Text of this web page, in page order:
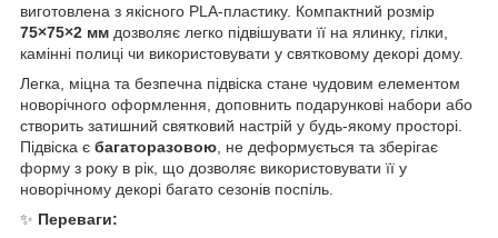
виготовлена з якісного PLA-пластику. Компактний розмір
75×75×2 мм дозволяє легко підвішувати її на ялинку, гілки,
камінні полиці чи використовувати у святковому декорі дому.
Легка, міцна та безпечна підвіска стане чудовим елементом
новорічного оформлення, доповнить подарункові набори або
створить затишний святковий настрій у будь-якому просторі.
Підвіска є багаторазовою , не деформується та зберігає
форму з року в рік, що дозволяє використовувати її у
новорічному декорі багато сезонів поспіль.
✨ Переваги: